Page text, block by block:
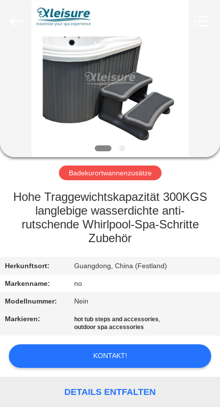
STARTSEITE
FABRIK
QUALITÄTSKONTROLLE
REFERENZEN
SITEMAP
POLICY
Badekurortwannenzusätze
Hohe Traggewichtskapazität 300KGS
langlebige wasserdichte anti-
rutschende Whirlpool-Spa-Schritte
Zubehör
Herkunftsort: Guangdong, China (Festland)
Markenname: no
Modellnummer: Nein
Markieren: hot tub steps and accessories,
outdoor spa accessories
KONTAKT!
DETAILS ENTFALTEN